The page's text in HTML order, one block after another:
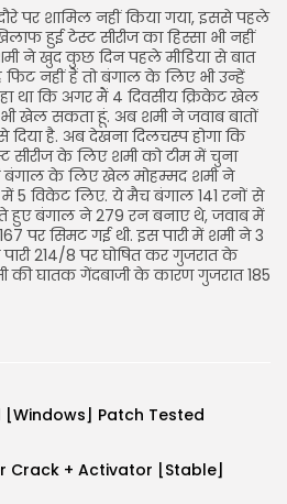
पर शामिल नहीं किया गया, इससे पहले
हुई टेस्ट सीरीज का हिस्सा भी नहीं
ने खुद कुछ दिन पहले मीडिया से बात
नहीं हैं तो बंगाल के लिए भी उन्हें
था कि अगर मैं 4 दिवसीय क्रिकेट खेल
खेल सकता हूं. अब शमी ने जवाब बातों
है. अब देखना दिलचस्प होगा कि
सीरीज के लिए शमी को टीम में चुना
में बंगाल के लिए खेल मोहम्मद शमी ने
5 विकेट लिए. ये मैच बंगाल 141 रनों से
हुए बंगाल ने 279 रन बनाए थे, जवाब में
पर सिमट गई थी. इस पारी में शमी ने 3
214/8 पर घोषित कर गुजरात के
की घातक गेंदबाजी के कारण गुजरात 185
Patch Tested
Crack + Activator [Stable]